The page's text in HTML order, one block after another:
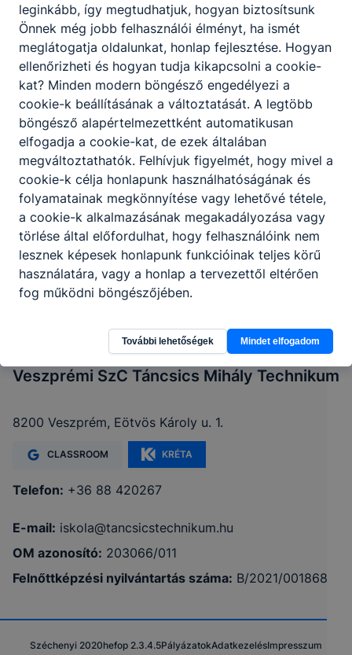
Veszprémi SzC Táncsics Mihály Technikum
8200 Veszprém, Eötvös Károly u. 1.
CLASSROOM KRÉTA
Telefon: +36 88 420267
E-mail: iskola@tancsicstechnikum.hu
OM azonosító: 203066/011
Felnőttképzési nyilvántartás száma: B/2021/001868
Széchenyi 2020hefop 2.3.4.5PályázatokAdatkezelésImpresszum
leginkább, így megtudhatjuk, hogyan biztosítsunk
Önnek még jobb felhasználói élményt, ha ismét
meglátogatja oldalunkat, honlap fejlesztése. Hogyan
ellenőrizheti és hogyan tudja kikapcsolni a cookie-
kat? Minden modern böngésző engedélyezi a
cookie-k beállításának a változtatását. A legtöbb
böngésző alapértelmezettként automatikusan
elfogadja a cookie-kat, de ezek általában
megváltoztathatók. Felhívjuk figyelmét, hogy mivel a
cookie-k célja honlapunk használhatóságának és
folyamatainak megkönnyítése vagy lehetővé tétele,
a cookie-k alkalmazásának megakadályozása vagy
törlése által előfordulhat, hogy felhasználóink nem
lesznek képesek honlapunk funkcióinak teljes körű
használatára, vagy a honlap a tervezettől eltérően
fog működni böngészőjében.
További lehetőségek Mindet elfogadom